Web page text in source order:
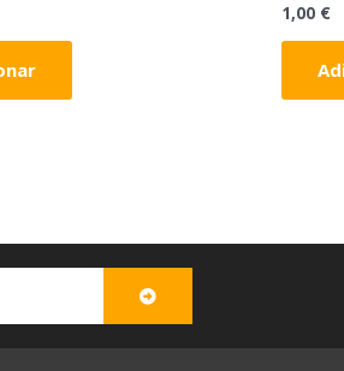
Avaliação
0
de
1,00 €